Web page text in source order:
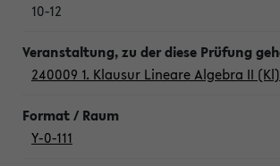
10-12
240009 1. Klausur Lineare Algebra II (Kl)
Y-0-111